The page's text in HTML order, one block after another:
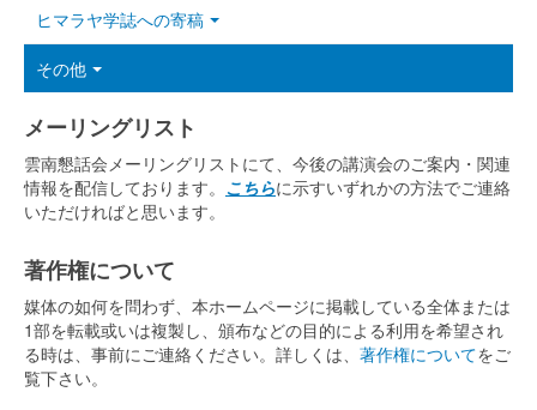
ヒマラヤ学誌への寄稿
その他
メーリングリスト
雲南懇話会メーリングリストにて、今後の講演会のご案内・関連
情報を配信しております。 こちらに示すいずれかの方法でご連絡
いただければと思います。
著作権について
媒体の如何を問わず、本ホームページに掲載している全体または
1部を転載或いは複製し、頒布などの目的による利用を希望され
る時は、事前にご連絡ください。詳しくは、 著作権についてをご
覧下さい。